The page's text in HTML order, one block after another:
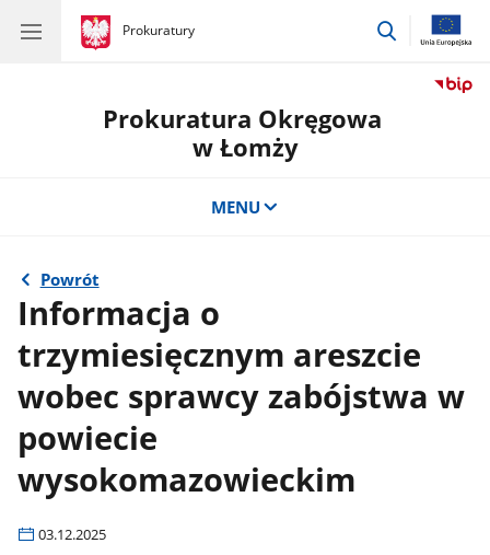
gov.pl
Prokuratury
gov.pl
Prokuratury
przejdź
Prokuratura Okręgowa
w Łomży
MENU
Powrót
Informacja o
trzymiesięcznym areszcie
wobec sprawcy zabójstwa w
powiecie
wysokomazowieckim
03.12.2025